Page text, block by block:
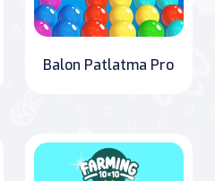
Balon Patlatma Pro